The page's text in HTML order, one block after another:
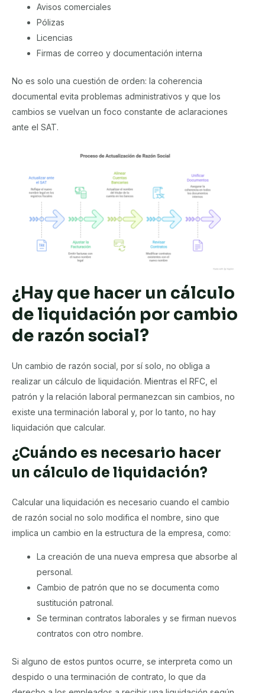
Avisos comerciales
Pólizas
Licencias
Firmas de correo y documentación interna
No es solo una cuestión de orden: la coherencia
documental evita problemas administrativos y que los
cambios se vuelvan un foco constante de aclaraciones
ante el SAT.
¿Hay que hacer un cálculo
de liquidación por cambio
de razón social?
Un cambio de razón social, por sí solo, no obliga a
realizar un cálculo de liquidación. Mientras el RFC, el
patrón y la relación laboral permanezcan sin cambios, no
existe una terminación laboral y, por lo tanto, no hay
liquidación que calcular.
¿Cuándo es necesario hacer
un cálculo de liquidación?
Calcular una liquidación es necesario cuando el cambio
de razón social no solo modifica el nombre, sino que
implica un cambio en la estructura de la empresa, como:
La creación de una nueva empresa que absorbe al
personal.
Cambio de patrón que no se documenta como
sustitución patronal.
Se terminan contratos laborales y se firman nuevos
contratos con otro nombre.
Si alguno de estos puntos ocurre, se interpreta como un
despido o una terminación de contrato, lo que da